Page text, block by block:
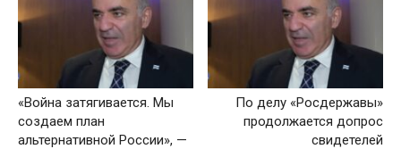
«Война затягивается. Мы
создаем план
альтернативной России», —
По делу «Росдержавы»
продолжается допрос
свидетелей